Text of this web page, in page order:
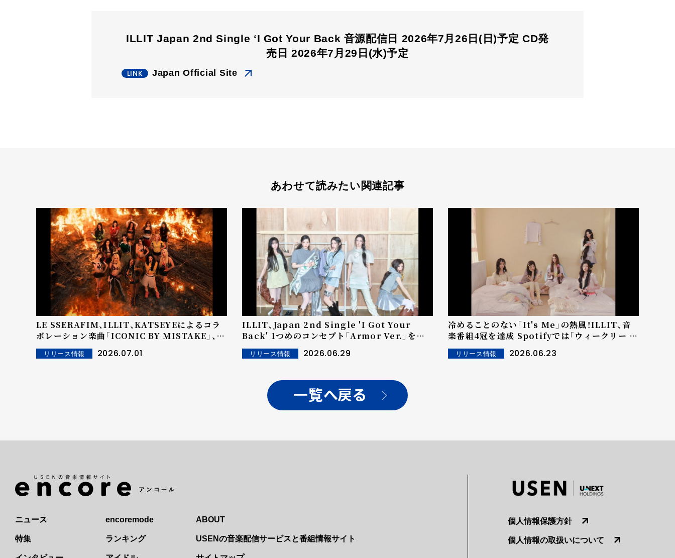
ILLIT Japan 2nd Single ‘I Got Your Back 音源配信日 2026年7月26日(日)予定 CD発
売日 2026年7月29日(水)予定
Japan Official Site
あわせて読みたい関連記事
LE SSERAFIM、ILLIT、KATSEYEによるコラ
ボレーション楽曲「ICONIC BY MISTAKE」、
Spotify「ウィークリートップソング グローバ
ル」21位！さらに順位を上げ2週連続チャートイ
リリース情報 2026.07.01
ILLIT、Japan 2nd Single 'I Got Your
Back' 1つめのコンセプト「Armor Ver.」を公
開！社会の中で自分を守りながら前へ進む少女た
ちの強さと主体性を表現
リリース情報 2026.06.29
冷めることのない「It's Me」の熱風！ILLIT、音
楽番組4冠を達成 Spotifyでは「ウィークリー ト
ップ アーティスト グローバル」に初チャートイ
ン！リリース情報 2026.06.23
一覧へ戻る
ニュース
特集
encoremode
ランキング
ABOUT
USENの音楽配信サービスと番組情報サイト
個人情報保護方針
個人情報の取扱いについて